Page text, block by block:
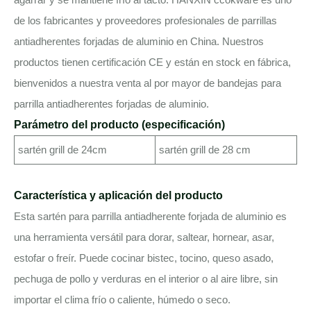
de los fabricantes y proveedores profesionales de parrillas
antiadherentes forjadas de aluminio en China. Nuestros
productos tienen certificación CE y están en stock en fábrica,
bienvenidos a nuestra venta al por mayor de bandejas para
parrilla antiadherentes forjadas de aluminio.
Parámetro del producto (especificación)
sartén grill de 24cm sartén grill de 28 cm
Característica y aplicación del producto
Esta sartén para parrilla antiadherente forjada de aluminio es
una herramienta versátil para dorar, saltear, hornear, asar,
estofar o freír. Puede cocinar bistec, tocino, queso asado,
pechuga de pollo y verduras en el interior o al aire libre, sin
importar el clima frío o caliente, húmedo o seco.